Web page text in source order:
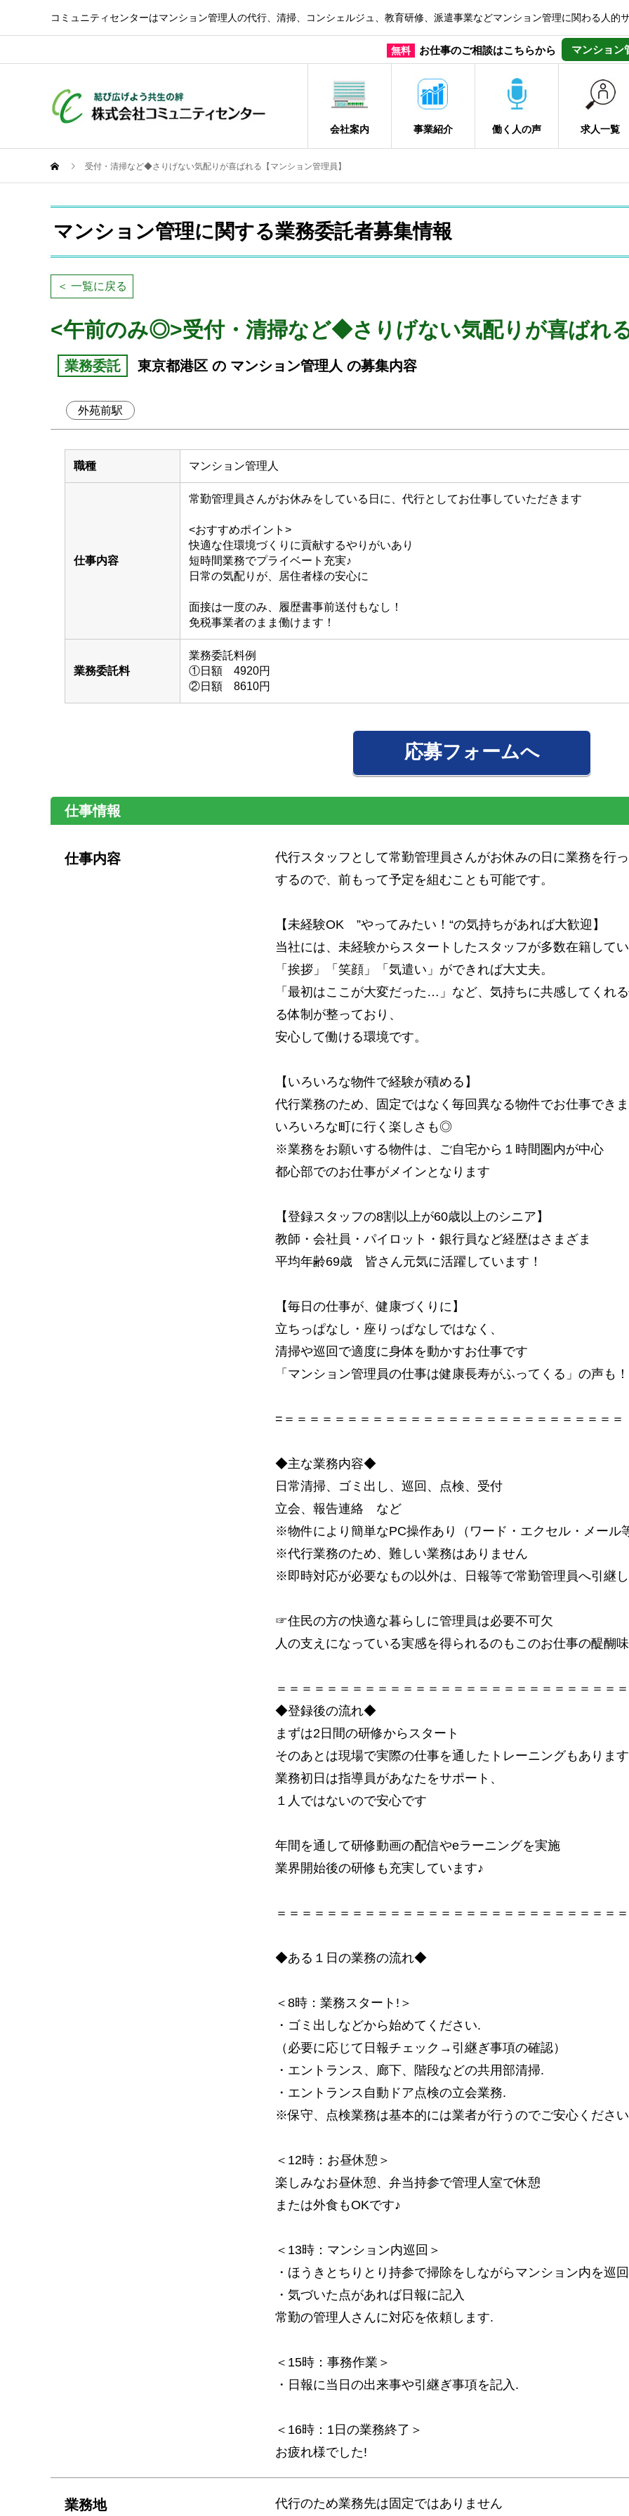
コミュニティセンターはマンション管理人の代行、清掃、コンシェルジュ、教育研修、派遣事業などマンション管理に関わる人的
無料 お仕事のご相談はこちらから マンション
会社案内 事業紹介 働く人の声 求人一覧
受付・清掃など◆さりげない気配りが喜ばれる【マンション管理員】
マンション管理に関する業務委託者募集情報
＜ 一覧に戻る
<午前のみ◎>受付・清掃など◆さりげない気配りが喜ばれ
業務委託 東京都港区 の マンション管理人 の募集内容
外苑前駅
職種 マンション管理人
仕事内容
常勤管理員さんがお休みをしている日に、代行としてお仕事していただきます
<おすすめポイント>
快適な住環境づくりに貢献するやりがいあり
短時間業務でプライベート充実♪
日常の気配りが、居住者様の安心に
面接は一度のみ、履歴書事前送付もなし！
免税事業者のまま働けます！
業務委託料
業務委託料例
①日額 4920円
②日額 8610円
応募フォームへ
仕事情報
仕事内容
代行スタッフとして常勤管理員さんがお休みの日に業務を行
するので、前もって予定を組むことも可能です。
【未経験OK ”やってみたい！“の気持ちがあれば大歓迎】
当社には、未経験からスタートしたスタッフが多数在籍して
「挨拶」「笑顔」「気遣い」ができれば大丈夫。
「最初はここが大変だった…」など、気持ちに共感してくれ
る体制が整っており、
安心して働ける環境です。
【いろいろな物件で経験が積める】
代行業務のため、固定ではなく毎回異なる物件でお仕事でき
いろいろな町に行く楽しさも◎
※業務をお願いする物件は、ご自宅から１時間圏内が中心
都心部でのお仕事がメインとなります
【登録スタッフの8割以上が60歳以上のシニア】
教師・会社員・パイロット・銀行員など経歴はさまざま
平均年齢69歳 皆さん元気に活躍しています！
【毎日の仕事が、健康づくりに】
立ちっぱなし・座りっぱなしではなく、
清掃や巡回で適度に身体を動かすお仕事です
「マンション管理員の仕事は健康長寿がふってくる」の声も！
=＝＝＝＝＝＝＝＝＝＝＝＝＝＝＝＝＝＝＝＝＝＝＝＝＝＝＝
◆主な業務内容◆
日常清掃、ゴミ出し、巡回、点検、受付
立会、報告連絡 など
※物件により簡単なPC操作あり（ワード・エクセル・メール
※代行業務のため、難しい業務はありません
※即時対応が必要なもの以外は、日報等で常勤管理員へ引継
☞住民の方の快適な暮らしに管理員は必要不可欠
人の支えになっている実感を得られるのもこのお仕事の醍醐
＝＝＝＝＝＝＝＝＝＝＝＝＝＝＝＝＝＝＝＝＝＝＝＝＝＝＝＝
◆登録後の流れ◆
まずは2日間の研修からスタート
そのあとは現場で実際の仕事を通したトレーニングもあります
業務初日は指導員があなたをサポート、
１人ではないので安心です
年間を通して研修動画の配信やeラーニングを実施
業界開始後の研修も充実しています♪
＝＝＝＝＝＝＝＝＝＝＝＝＝＝＝＝＝＝＝＝＝＝＝＝＝＝＝＝
◆ある１日の業務の流れ◆
＜8時：業務スタート!＞
・ゴミ出しなどから始めてください.
（必要に応じて日報チェック→引継ぎ事項の確認）
・エントランス、廊下、階段などの共用部清掃.
・エントランス自動ドア点検の立会業務.
※保守、点検業務は基本的には業者が行うのでご安心くださ
＜12時：お昼休憩＞
楽しみなお昼休憩、弁当持参で管理人室で休憩
または外食もOKです♪
＜13時：マンション内巡回＞
・ほうきとちりとり持参で掃除をしながらマンション内を巡
・気づいた点があれば日報に記入
常勤の管理人さんに対応を依頼します.
＜15時：事務作業＞
・日報に当日の出来事や引継ぎ事項を記入.
＜16時：1日の業務終了＞
お疲れ様でした!
業務地 代行のため業務先は固定ではありません